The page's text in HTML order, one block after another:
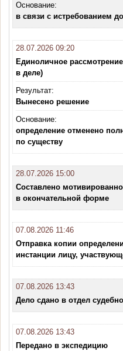
Основание:
в связи с истребованием
28.07.2026 09:20
Единоличное
в деле)
Результат:
Вынесено решение
Основание:
определение отменено
по существу
28.07.2026 15:00
Составлено
в окончательной форме
07.08.2026 11:46
Отправка копии
инстанции лицу,
07.08.2026 13:43
Дело сдано в отдел
07.08.2026 13:43
Передано в экспедицию